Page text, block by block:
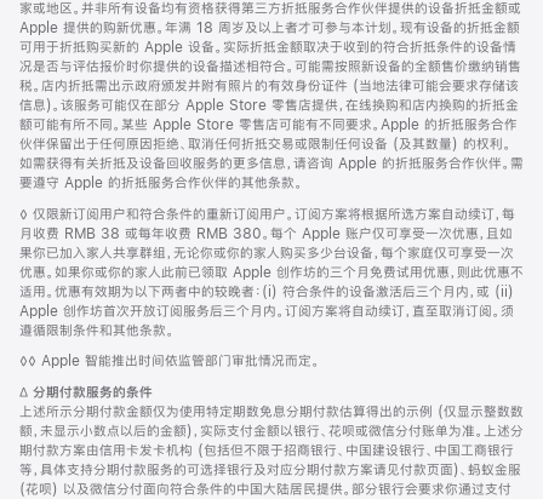
家或地区。并非所有设备均有资格获得第三方折抵服务合作伙伴提供的设备折抵金额或
Apple 提供的购新优惠。年满 18 周岁及以上者才可参与本计划。现有设备的折抵金额
可用于折抵购买新的 Apple 设备。实际折抵金额取决于收到的符合折抵条件的设备情
况是否与评估报价时你提供的设备描述相符合。可能需按照新设备的全额售价缴纳销售
税。店内折抵需出示政府颁发并附有照片的有效身份证件 (当地法律可能会要求存储该
信息)。该服务可能仅在部分 Apple Store 零售店提供，在线换购和店内换购的折抵金
额可能有所不同。某些 Apple Store 零售店可能有不同要求。Apple 的折抵服务合作
伙伴保留出于任何原因拒绝、取消任何折抵交易或限制任何设备 (及其数量) 的权利。
如需获得有关折抵及设备回收服务的更多信息，请咨询 Apple 的折抵服务合作伙伴。需
要遵守 Apple 的折抵服务合作伙伴的其他条款。
脚
注
◊ 仅限新订阅用户和符合条件的重新订阅用户。订阅方案将根据所选方案自动续订，每
月收费 RMB 38 或每年收费 RMB 380。每个 Apple 账户仅可享受一次优惠，且如
果你已加入家人共享群组，无论你或你的家人购买多少台设备，每个家庭仅可享受一次
优惠。如果你或你的家人此前已领取 Apple 创作坊的三个月免费试用优惠，则此优惠不
适用。优惠有效期为以下两者中的较晚者：(i) 符合条件的设备激活后三个月内，或 (ii)
Apple 创作坊首次开放订阅服务后三个月内。订阅方案将自动续订，直至取消订阅。须
遵循限制条件和其他条款。
脚
◊◊ Apple 智能推出时间依监管部门审批情况而定。
脚
注
∆ 分期付款服务的条件
上述所示分期付款金额仅为使用特定期数免息分期付款估算得出的示例 (仅显示整数数
额，未显示小数点以后的金额)，实际支付金额以银行、花呗或微信分付账单为准。上述分
期付款方案由信用卡发卡机构 (包括但不限于招商银行、中国建设银行、中国工商银行
等，具体支持分期付款服务的可选择银行及对应分期付款方案请见付款页面)、蚂蚁金服
(花呗) 以及微信分付面向符合条件的中国大陆居民提供。部分银行会要求你通过支付